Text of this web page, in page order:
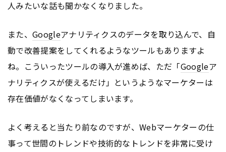
人みたいな話も聞かなくなりました。
また、 Googleアナリティクスのデータを取り込んで、自
動で改善提案をしてくれるようなツールもありますよ
ね。こういったツールの導入が進めば、ただ「Googleア
ナリティクスが使えるだけ」というようなマーケターは
存在価値がなくなってしまいます。
よく考えると当たり前なのですが、Webマーケターの仕
事って世間のトレンドや技術的なトレンドを非常に受け